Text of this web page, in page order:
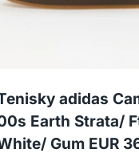
adidas
Earth Strata/
Gum EUR